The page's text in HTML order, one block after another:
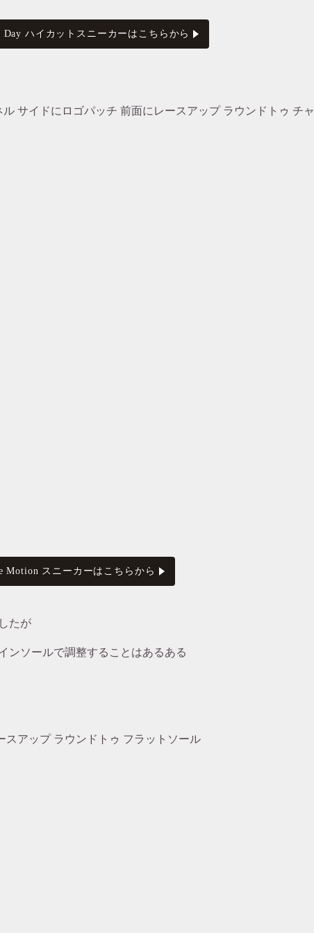
Day ハイカットスニーカーはこちらから
サイドにロゴパッチ 前面にレースアップ ラウンドトゥ チャ
Motion スニーカーはこちらから
たが
ンソールで調整することはあるある
スアップ ラウンドトゥ フラットソール